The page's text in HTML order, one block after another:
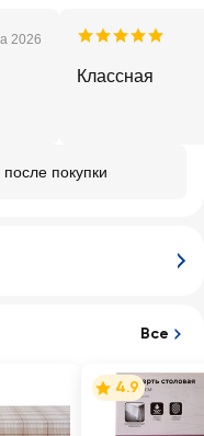
2026
Классная
покупки
Все
4.9